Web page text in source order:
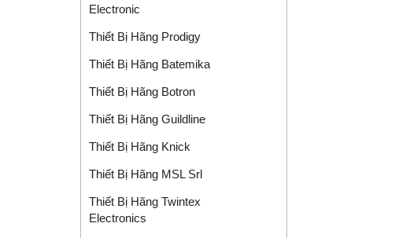
Electronic
Thiết Bị Hãng Prodigy
Thiết Bị Hãng Batemika
Thiết Bị Hãng Botron
Thiết Bị Hãng Guildline
Thiết Bị Hãng Knick
Thiết Bị Hãng MSL Srl
Thiết Bị Hãng Twintex
Electronics